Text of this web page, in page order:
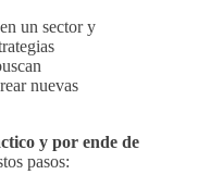
un sector y
nuevas
y por ende de
pasos: